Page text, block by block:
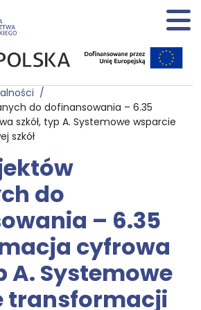
do dofinansowania – 6.35
szkół, typ A. Systemowe wsparcie
szkół
do
– 6.35
cyfrowa
A. Systemowe
transformacji